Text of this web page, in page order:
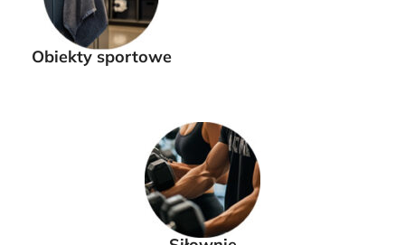
Obiekty sportowe